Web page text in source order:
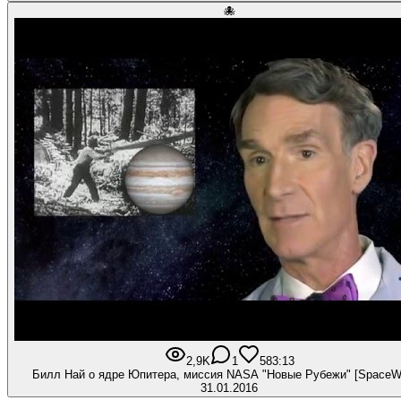
🐙
2,9K 1 583:13
Билл Най о ядре Юпитера, миссия NASA "Новые Рубежи"
31.01.2016